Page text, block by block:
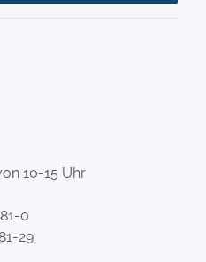
10-15 Uhr
0
29